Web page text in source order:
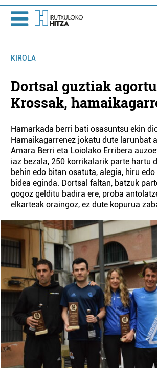
KIROLA
Dortsal guztiak
Krossak,
Hamarkada berri bati osasuntsu ekin
Hamaikagarrenez jokatu dute larunbat
Amara Berri eta Loiolako Erribera
iaz bezala, 250 korrikalarik parte hartu
behin edo bitan osatuta, alegia, hiru
bidea eginda. Dortsal faltan, batzuk
gogoz gelditu badira ere, proba
elkarteak oraingoz, ez dute kopurua